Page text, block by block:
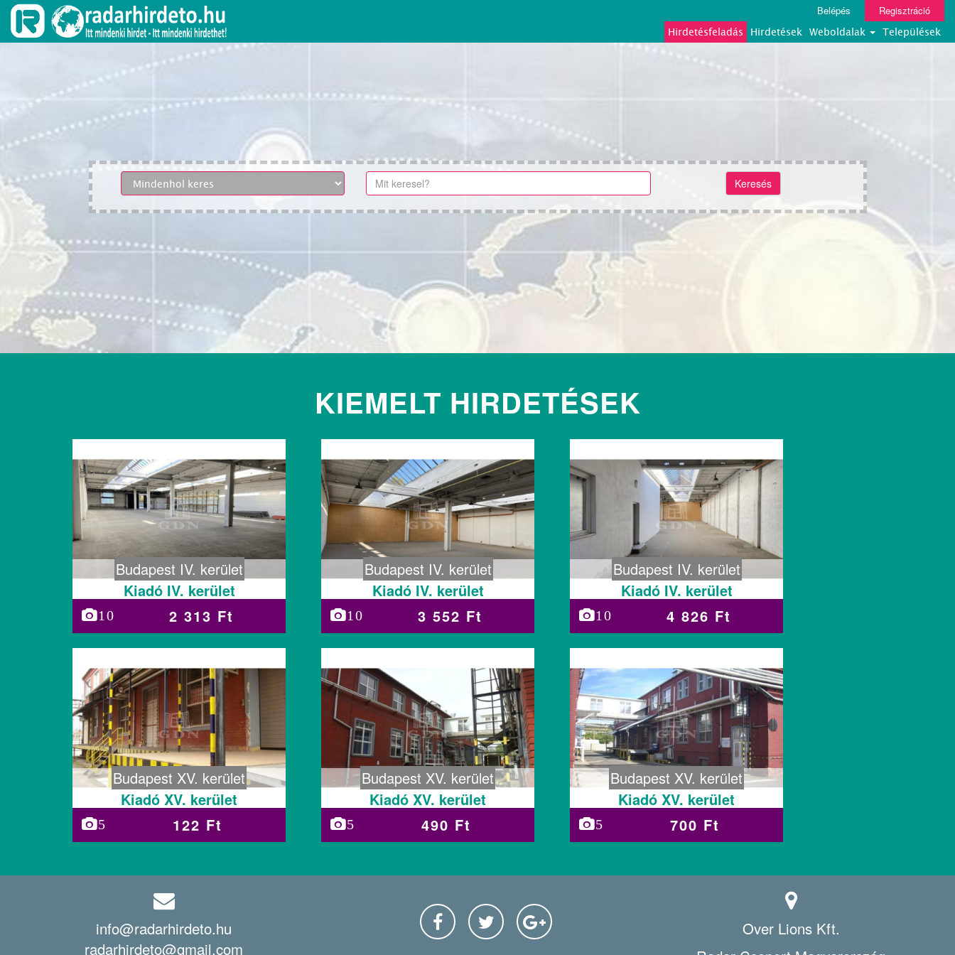
Belépés Regisztráció
Hirdetésfeladás Hirdetések Weboldalak Települések
Keresés
KIEMELT HIRDETÉSEK
Budapest IV. kerület
Kiadó IV. kerület
10 2 313 Ft
Budapest IV. kerület
Kiadó IV. kerület
10 3 552 Ft
Budapest IV. kerület
Kiadó IV. kerület
10 4 826 Ft
Budapest XV. kerület
Kiadó XV. kerület
5 122 Ft
Budapest XV. kerület
Kiadó XV. kerület
5 490 Ft
Budapest XV. kerület
Kiadó XV. kerület
5 700 Ft
info@radarhirdeto.hu
radarhirdeto@gmail.com
Over Lions Kft.